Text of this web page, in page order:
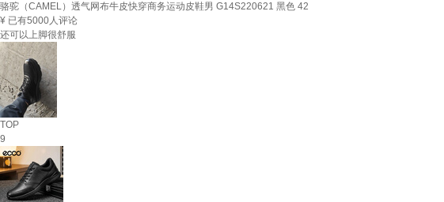
骆驼（CAMEL）透气网布牛皮快穿商务运动皮鞋男 G14S220621 黑色 42
¥ 已有5000人评论
还可以上脚很舒服
TOP
9